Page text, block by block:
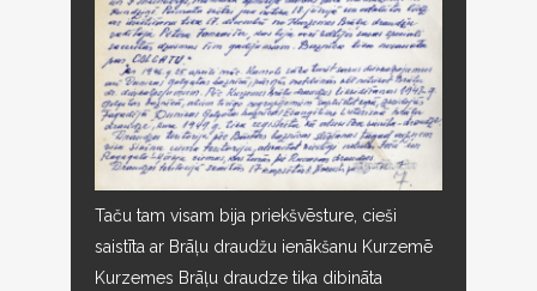
Taču tam visam bija priekšvēsture, cieši
saistīta ar Brāļu draudžu ienākšanu Kurzemē
Kurzemes Brāļu draudze tika dibināta